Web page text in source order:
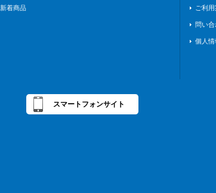
新着商品 ご利
問い合
個人
スマートフォンサイト